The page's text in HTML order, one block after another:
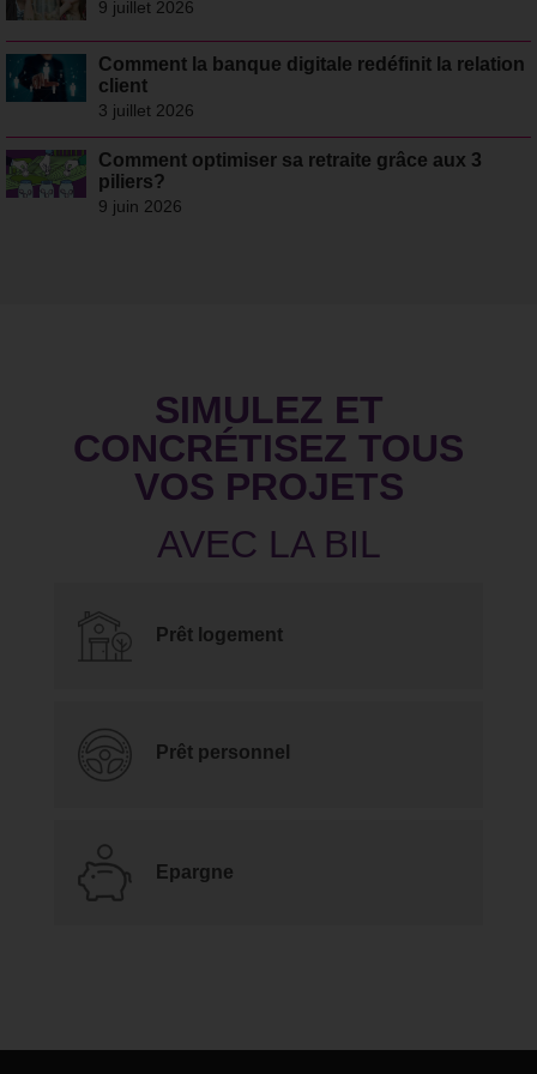
9 juillet 2026
Comment la banque digitale redéfinit la relation
client
3 juillet 2026
Comment optimiser sa retraite grâce aux 3
piliers?
9 juin 2026
SIMULEZ ET
CONCRÉTISEZ TOUS
VOS PROJETS
Prêt logement
Prêt personnel
Epargne